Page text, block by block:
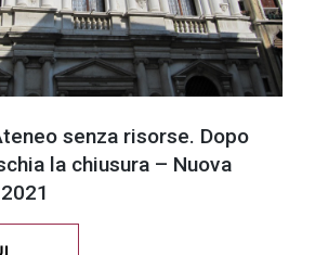
senza risorse. Dopo
la chiusura – Nuova